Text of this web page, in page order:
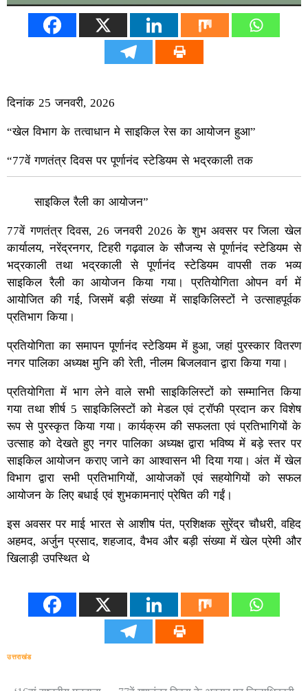
दिनांक 25 जनवरी, 2026
“खेल विभाग के तत्वाधान मे साइकिल रेस का आयोजन हुआ”
“77वें गणतंत्र दिवस पर पूर्णानंद स्टेडियम से भद्रकाली तक
साइकिल रैली का आयोजन”
77वें गणतंत्र दिवस, 26 जनवरी 2026 के शुभ अवसर पर जिला खेल
कार्यालय, नरेंद्रनगर, टिहरी गढ़वाल के सौजन्य से पूर्णानंद स्टेडियम से
भद्रकाली तथा भद्रकाली से पूर्णानंद स्टेडियम वापसी तक भव्य
साइकिल रैली का आयोजन किया गया। प्रतियोगिता ओपन वर्ग में
आयोजित की गई, जिसमें बड़ी संख्या में साइकिलिस्टों ने उत्साहपूर्वक
प्रतिभाग किया।
प्रतियोगिता का समापन पूर्णानंद स्टेडियम में हुआ, जहां पुरस्कार वितरण
नगर पालिका अध्यक्ष मुनि की रेती, नीलम बिजलवान द्वारा किया गया।
प्रतियोगिता में भाग लेने वाले सभी साइकिलिस्टों को सम्मानित किया
गया तथा शीर्ष 5 साइकिलिस्टों को मेडल एवं ट्रॉफी प्रदान कर विशेष
रूप से पुरस्कृत किया गया। कार्यक्रम की सफलता एवं प्रतिभागियों के
उत्साह को देखते हुए नगर पालिका अध्यक्ष द्वारा भविष्य में बड़े स्तर पर
साइकिल आयोजन कराए जाने का आश्वासन भी दिया गया। अंत में खेल
विभाग द्वारा सभी प्रतिभागियों, आयोजकों एवं सहयोगियों को सफल
आयोजन के लिए बधाई एवं शुभकामनाएं प्रेषित की गईं।
इस अवसर पर माई भारत से आशीष पंत, प्रशिक्षक सुरेंद्र चौधरी, वहिद
अहमद, अर्जुन प्रसाद, शहजाद, वैभव और बड़ी संख्या में खेल प्रेमी और
खिलाड़ी उपस्थित थे
उत्तराखंड